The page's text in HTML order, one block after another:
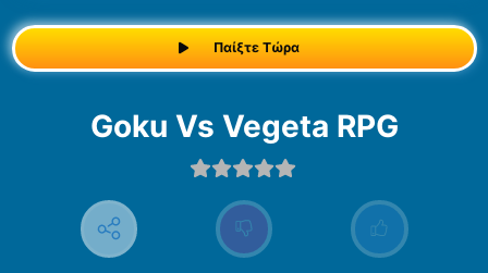
Παίξτε Τώρα
Goku Vs Vegeta RPG